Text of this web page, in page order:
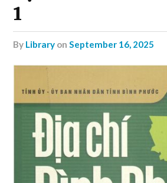
1
by Library onSeptember 16, 2025